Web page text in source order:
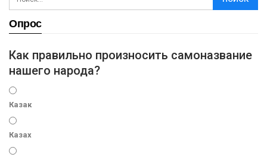
Опрос
Как правильно произносить самоназвание
нашего народа?
Казак
Казах